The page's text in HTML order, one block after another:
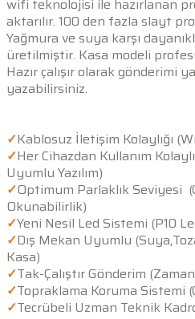
wifi teknolojisi ile hazırlanan
aktarılır. 100 den fazla slayt
Yağmura ve suya karşı
üretilmiştir. Kasa modeli
Hazır çalışır olarak gönderimi
yazabilirsiniz.
✓Kablosuz İletişim Kolaylığı
✓Her Cihazdan Kullanım
Uyumlu Yazılım)
✓Optimum Parlaklık Seviyesi
Okunabilirlik)
✓Yeni Nesil Led Sistemi (P10
✓Dış Mekan Uyumlu
Kasa)
✓Tak-Çalıştır Gönderim
✓Topraklama Koruma Sistemi
✓Tecrübeli Uzman Teknik